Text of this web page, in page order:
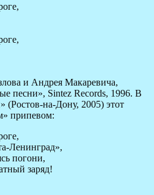
и Андрея Макаревича,
песни», Sintez Records, 1996. В
(Ростов-на-Дону, 2005) этот
припевом:
Ленинград»,
погони,
заряд!